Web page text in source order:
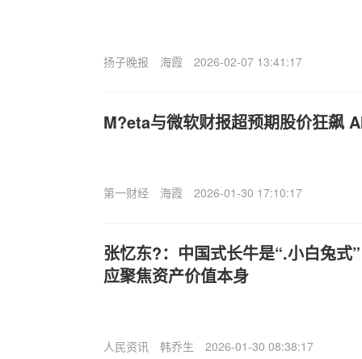
扬子晚报 海霞 2026-02-07 13:41:17
M?eta与微软财报超预期股价狂飙
第一财经 海霞 2026-01-30 17:10:17
张忆东?：中国式长牛是“.小白兔式
应聚焦资产价值本身
人民资讯 韩乔生 2026-01-30 08:38:17